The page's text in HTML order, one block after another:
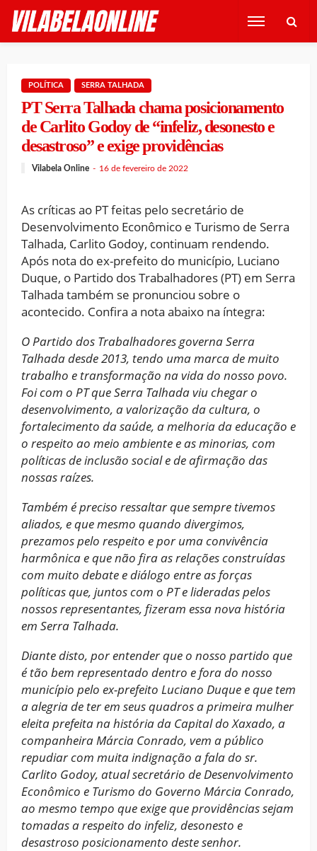
POLÍTICA SERRA TALHADA
PT Serra Talhada chama posicionamento
de Carlito Godoy de “infeliz, desonesto e
desastroso” e exige providências
Vilabela Online 16 de fevereiro de 2022
As críticas ao PT feitas pelo secretário de
Desenvolvimento Econômico e Turismo de Serra
Talhada, Carlito Godoy, continuam rendendo.
Após nota do ex-prefeito do município, Luciano
Duque, o Partido dos Trabalhadores (PT) em Serra
Talhada também se pronunciou sobre o
acontecido. Confira a nota abaixo na íntegra:
O Partido dos Trabalhadores governa Serra
Talhada desde 2013, tendo uma marca de muito
trabalho e transformação na vida do nosso povo.
Foi com o PT que Serra Talhada viu chegar o
desenvolvimento, a valorização da cultura, o
fortalecimento da saúde, a melhoria da educação e
o respeito ao meio ambiente e as minorias, com
políticas de inclusão social e de afirmação das
nossas raízes.
Também é preciso ressaltar que sempre tivemos
aliados, e que mesmo quando divergimos,
prezamos pelo respeito e por uma convivência
harmônica e que não fira as relações construídas
com muito debate e diálogo entre as forças
políticas que, juntos com o PT e lideradas pelos
nossos representantes, fizeram essa nova história
em Serra Talhada.
Diante disto, por entender que o nosso partido que
é tão bem representado dentro e fora do nosso
município pelo ex-prefeito Luciano Duque e que tem
a alegria de ter em seus quadros a primeira mulher
eleita prefeita na história da Capital do Xaxado, a
companheira Márcia Conrado, vem a público
repudiar com muita indignação a fala do sr.
Carlito Godoy, atual secretário de Desenvolvimento
Econômico e Turismo do Governo Márcia Conrado,
ao mesmo tempo que exige que providências sejam
tomadas a respeito do infeliz, desonesto e
desastroso posicionamento deste senhor.